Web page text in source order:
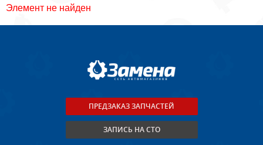
Элемент не найден
ПРЕДЗАКАЗ ЗАПЧАСТЕЙ
ЗАПИСЬ НА СТО